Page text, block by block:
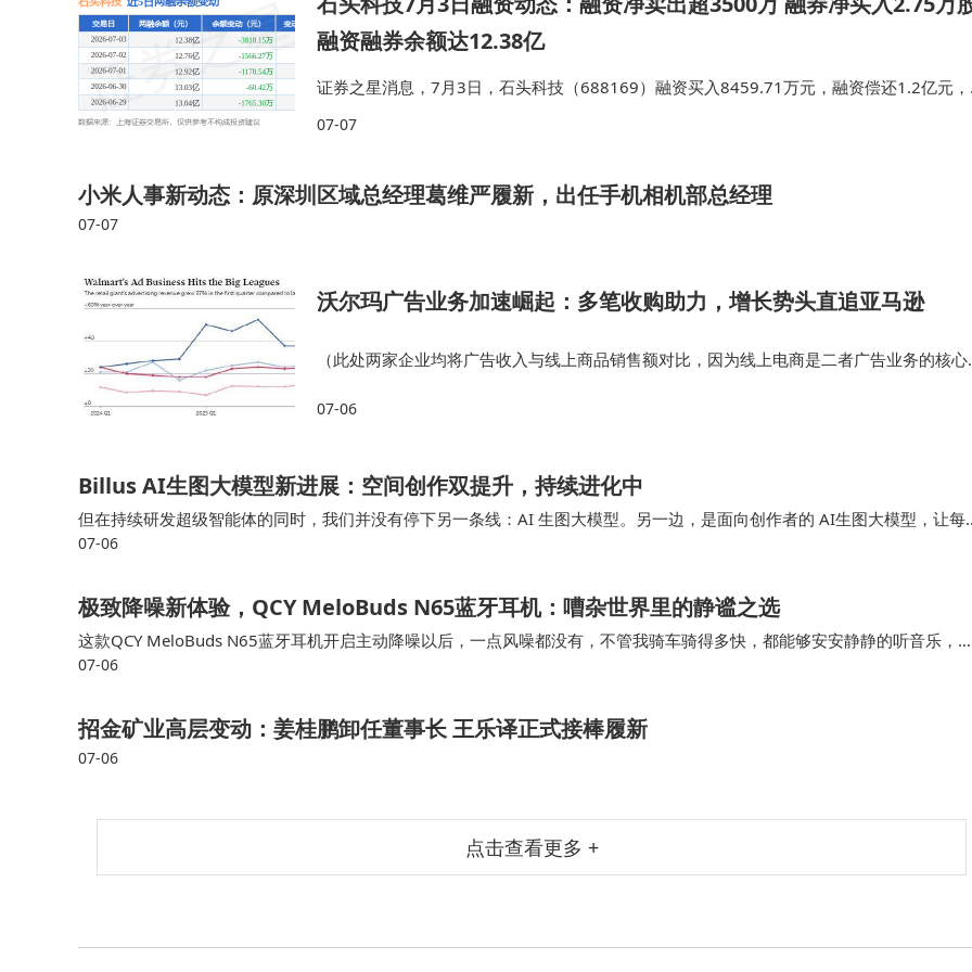
融资融券余额达12.38亿
证券之星消息，7月3日，石头科技（688169）融资买入8459.71万元，融资偿还1.2亿元，
融资净卖出3574.86万元，融资余额12.33亿元。 融券方面，当日融券卖出9126.0股，融券
07-07
小米人事新动态：原深圳区域总经理葛维严履新，出任手机相机部总经理
07-07
沃尔玛广告业务加速崛起：多笔收购助力，增长势头直追亚马逊
（此处两家企业均将广告收入与线上商品销售额对比，因为线上电商是二者广告业务的核心
三方商家购买站内推广位宣传商品；近期亚马…
07-06
Billus AI生图大模型新进展：空间创作双提升，持续进化中
但在持续研发超级智能体的同时，我们并没有停下另一条线：AI 生图大模型。另一边，是面向创作者的 AI生图大模型，让每
人都能更轻松地完成高质量视觉创作。 我们想让 AI 更懂空间，也更懂创作。 Billu…
07-06
极致降噪新体验，QCY MeloBuds N65蓝牙耳机：嘈杂世界里的静谧之选
这款QCY MeloBuds N65蓝牙耳机开启主动降噪以后，一点风噪都没有，不管我骑车骑得多快，都能够安安静静的听音乐，感
觉它是一款非常适合在户外骑行时听音乐用的耳机。三频非常均衡，它拥有SQ3+欧姆原声单…
07-06
招金矿业高层变动：姜桂鹏卸任董事长 王乐译正式接棒履新
07-06
点击查看更多 +